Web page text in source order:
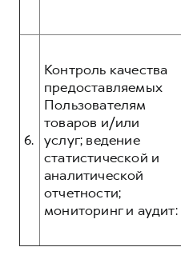
6.
Контроль качества
предоставляемых
Пользователям
товаров и/или
услуг; ведение
статистической и
аналитической
отчетности;
мониторинг и аудит: